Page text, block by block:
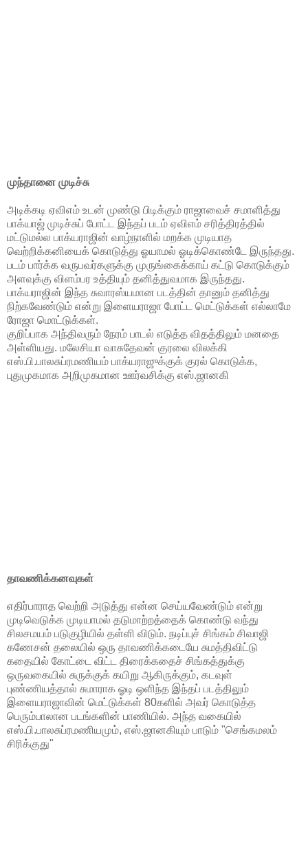
முந்தானை முடிச்சு
அடிக்கடி ஏவிஎம் உடன் முண்டு பிடிக்கும் ராஜாவைச் சமாளித்து
பாக்யாஜ் முடிச்சுப் போட்ட இந்தப் படம் ஏவிஎம் சரித்திரத்தில்
மட்டுமல்ல பாக்யராஜின் வாழ்நாளில் மறக்க முடியாத
வெற்றிக்கனியைக் கொடுத்து ஓயாமல் ஓடிக்கொண்டே இருந்தது.
படம் பார்க்க வருபவர்களுக்கு முருங்கைக்காய் கட்டு கொடுக்கும்
அளவுக்கு விளம்பர உத்தியும் தனித்துவமாக இருந்தது.
பாக்யராஜின் இந்த சுவாரஸ்யமான படத்தின் தானும் தனித்து
நிற்கவேண்டும் என்று இளையராஜா போட்ட மெட்டுக்கள் எல்லாமே
ரோஜா மொட்டுக்கள்.
குறிப்பாக அந்திவரும் நேரம் பாடல் எடுத்த விதத்திலும் மனதை
அள்ளியது. மலேசியா வாசுதேவன் குரலை விலக்கி
எஸ்.பி.பாலசுப்ரமணியம் பாக்யராஜுக்குக் குரல் கொடுக்க,
புதுமுகமாக அறிமுகமான ஊர்வசிக்கு எஸ்.ஜானகி
தாவணிக்கனவுகள்
எதிர்பாராத வெற்றி அடுத்து என்ன செய்யவேண்டும் என்று
முடிவெடுக்க முடியாமல் தடுமாற்றத்தைக் கொண்டு வந்து
சிலசமயம் படுகுழியில் தள்ளி விடும். நடிப்புச் சிங்கம் சிவாஜி
கணேசன் தலையில் ஒரு தாவணிக்கடையே சுமத்திவிட்டு
கதையில் கோட்டை விட்ட திரைக்கதைச் சிங்கத்துக்கு
ஒருவகையில் சுருக்குக் கயிறு ஆகிருக்கும், கடவுள்
புண்ணியத்தால் சுமாராக ஓடி ஒளிந்த இந்தப் படத்திலும்
இளையராஜாவின் மெட்டுக்கள் 80களில் அவர் கொடுத்த
பெரும்பாலான படங்களின் பாணியில். அந்த வகையில்
எஸ்.பி.பாலசுப்ரமணியமும், எஸ்.ஜானகியும் பாடும் "செங்கமலம்
சிரிக்குது"